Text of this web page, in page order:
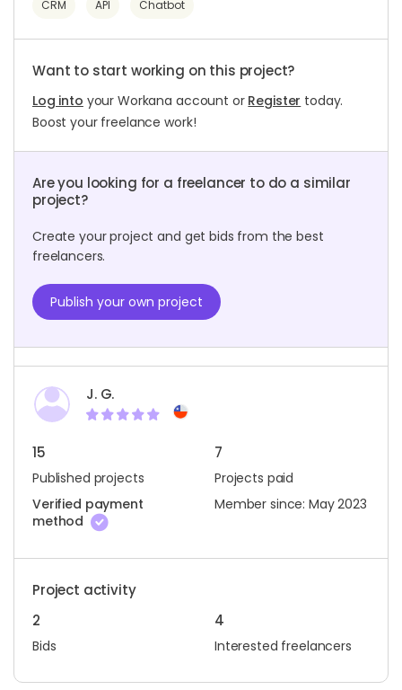
CRM API Chatbot
Want to start working on this project?
Log into your Workana account or Register today.
Boost your freelance work!
Are you looking for a freelancer to do a similar
project?
Create your project and get bids from the best
freelancers.
Publish your own project
J. G.
15
Published projects
7
Projects paid
Verified payment
method
Member since: May 2023
Project activity
2
Bids
4
Interested freelancers